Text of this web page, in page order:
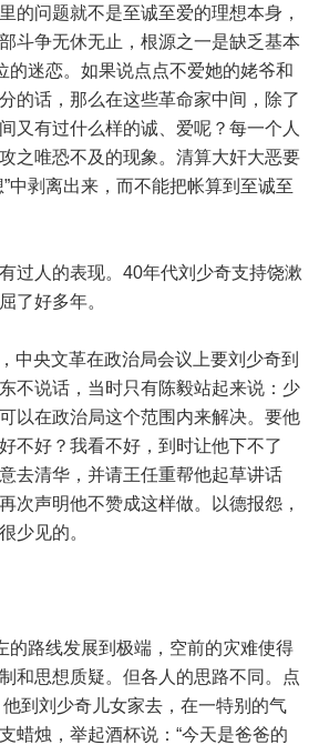
的问题就不是至诚至爱的理想本身，
斗争无休无止，根源之一是缺乏基本
的迷恋。如果说点点不爱她的姥爷和
的话，那么在这些革命家中间，除了
又有过什么样的诚、爱呢？每一个人
之唯恐不及的现象。清算大奸大恶要
中剥离出来，而不能把帐算到至诚至
人的表现。40年代刘少奇支持饶漱
了好多年。
央文革在政治局会议上要刘少奇到
不说话，当时只有陈毅站起来说：少
以在政治局这个范围内来解决。要他
不好？我看不好，到时让他下不了
去清华，并请王任重帮他起草讲话
次声明他不赞成这样做。以德报怨，
少见的。
路线发展到极端，空前的灾难使得
和思想质疑。但各人的思路不同。点
到刘少奇儿女家去，在一特别的气
蜡烛，举起酒杯说：“今天是爸爸的